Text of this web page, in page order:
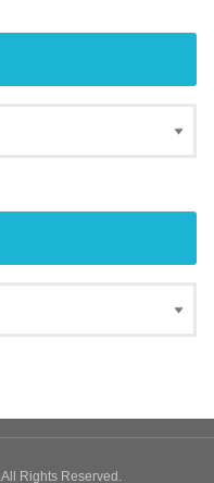
.All Rights Reserved.